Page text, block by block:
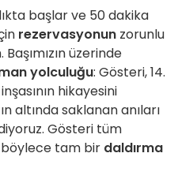
başlar ve 50 dakika
rezervasyonun zorunlu
üzerinde
yolculuğu: Gösteri, 14.
hikayesini
altında saklanan anıları
Gösteri tüm
böylece tam bir daldırma